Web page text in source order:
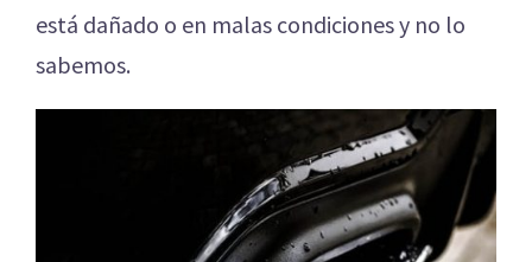
está dañado o en malas condiciones y no lo
sabemos.